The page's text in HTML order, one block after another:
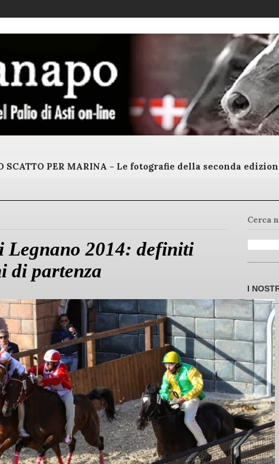
SCATTO PER MARINA - Le fotografie della seconda
Legnano 2014: definiti
di partenza
Cerca
I